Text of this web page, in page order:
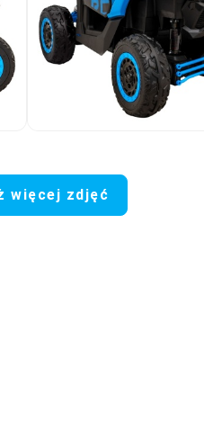
więcej zdjęć